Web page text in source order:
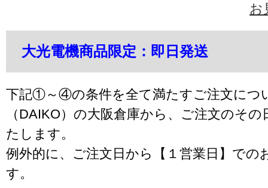
お
大光電機商品限定：即日発送
下記①～④の条件を全て満たすご注文につ
（DAIKO）の大阪倉庫から、ご注文のそ
たします。
例外的に、ご注文日から【１営業日】での
す。